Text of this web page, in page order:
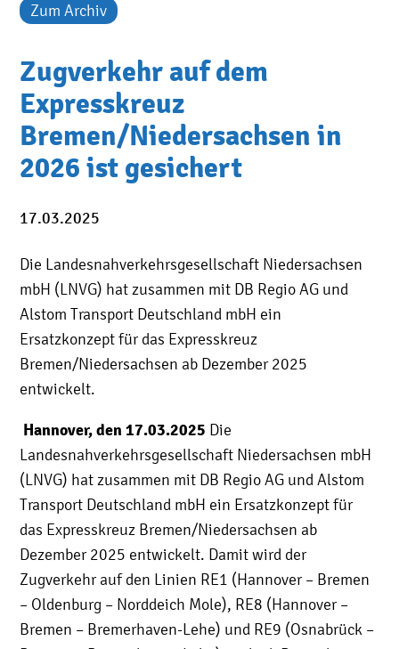
Zum Archiv
Zugverkehr auf dem
Expresskreuz
Bremen/Niedersachsen in
2026 ist gesichert
17.03.2025
Die Landesnahverkehrsgesellschaft Niedersachsen
mbH (LNVG) hat zusammen mit DB Regio AG und
Alstom Transport Deutschland mbH ein
Ersatzkonzept für das Expresskreuz
Bremen/Niedersachsen ab Dezember 2025
entwickelt.
Hannover, den 17.03.2025 Die
Landesnahverkehrsgesellschaft Niedersachsen mbH
(LNVG) hat zusammen mit DB Regio AG und Alstom
Transport Deutschland mbH ein Ersatzkonzept für
das Expresskreuz Bremen/Niedersachsen ab
Dezember 2025 entwickelt. Damit wird der
Zugverkehr auf den Linien RE1 (Hannover – Bremen
– Oldenburg – Norddeich Mole), RE8 (Hannover –
Bremen – Bremerhaven-Lehe) und RE9 (Osnabrück –